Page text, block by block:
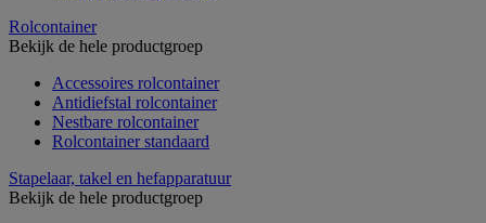
Rolcontainer
Bekijk de hele productgroep
Accessoires rolcontainer
Antidiefstal rolcontainer
Nestbare rolcontainer
Rolcontainer standaard
Stapelaar, takel en hefapparatuur
Bekijk de hele productgroep